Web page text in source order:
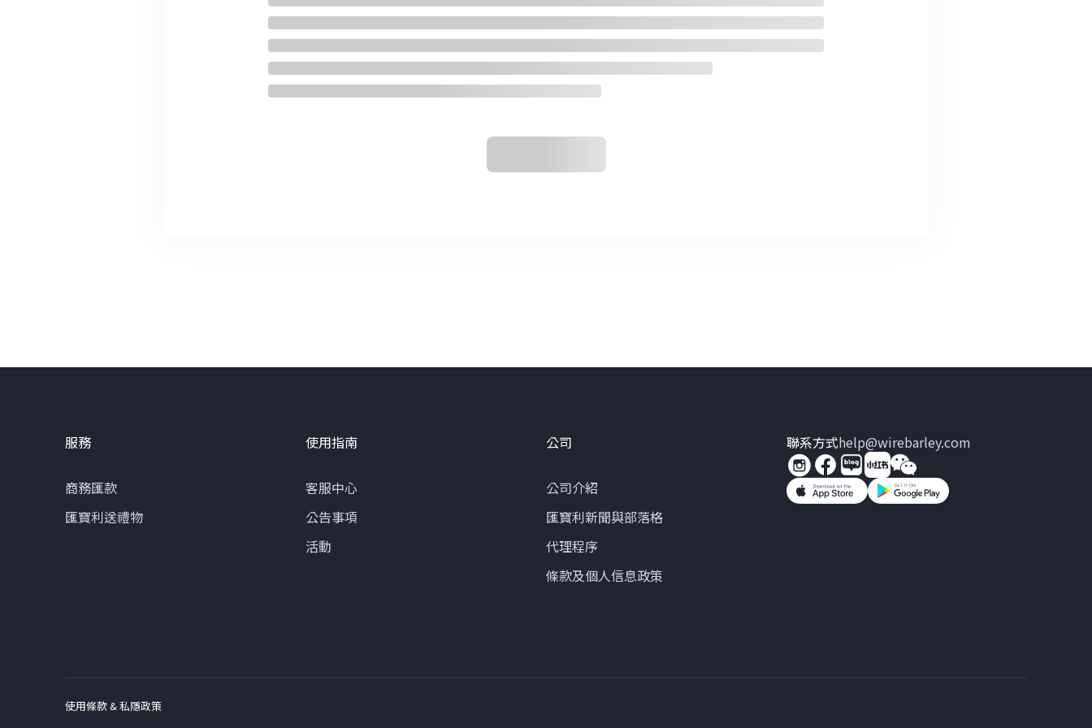
服務
商務匯款
匯寶利送禮物
使用指南
客服中心
公告事項
活動
公司
公司介紹
匯寶利新聞與部落格
代理程序
條款及個人信息政策
聯系方式help@wirebarley.com
使用條款 & 私隱政策